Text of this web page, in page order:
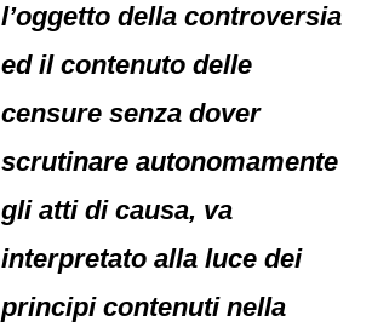
l’oggetto della controversia
ed il contenuto delle
censure senza dover
scrutinare autonomamente
gli atti di causa, va
interpretato alla luce dei
principi contenuti nella